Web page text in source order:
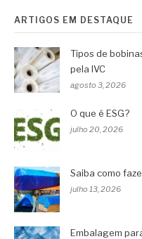
ARTIGOS EM DESTAQUE
Tipos de
pela IVC
agosto 3, 2026
O que é ESG?
julho 20, 2026
Saiba como
julho 13, 2026
Embalagem